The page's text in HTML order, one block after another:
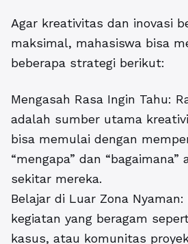
Agar kreativitas dan inovasi
maksimal, mahasiswa bisa
beberapa strategi berikut:
Mengasah Rasa Ingin Tahu:
adalah sumber utama
bisa memulai dengan
“mengapa” dan
sekitar mereka.
Belajar di Luar Zona
kegiatan yang beragam
kasus, atau komunitas